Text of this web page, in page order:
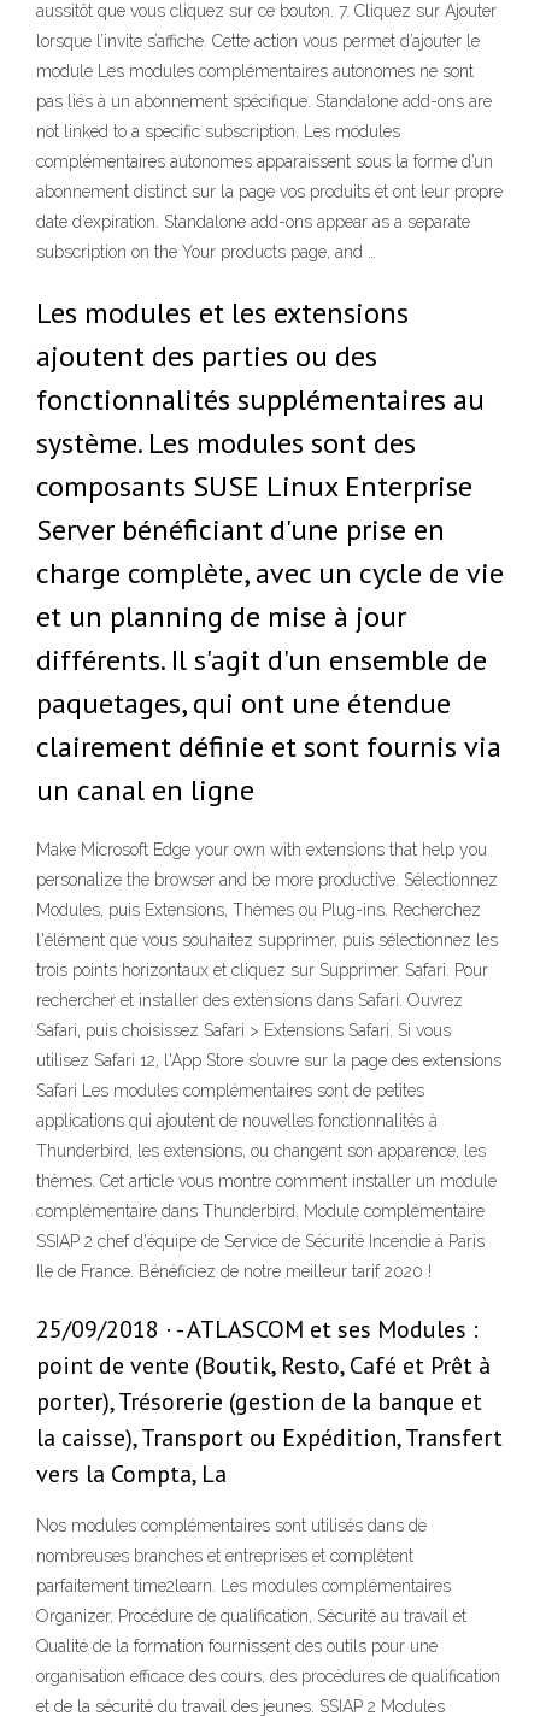
aussitôt que vous cliquez sur ce bouton. 7. Cliquez sur Ajouter
lorsque l’invite s’affiche. Cette action vous permet d’ajouter le
module Les modules complémentaires autonomes ne sont
pas liés à un abonnement spécifique. Standalone add-ons are
not linked to a specific subscription. Les modules
complémentaires autonomes apparaissent sous la forme d’un
abonnement distinct sur la page vos produits et ont leur propre
date d’expiration. Standalone add-ons appear as a separate
subscription on the Your products page, and …
Les modules et les extensions
ajoutent des parties ou des
fonctionnalités supplémentaires au
système. Les modules sont des
composants SUSE Linux Enterprise
Server bénéficiant d'une prise en
charge complète, avec un cycle de vie
et un planning de mise à jour
différents. Il s'agit d'un ensemble de
paquetages, qui ont une étendue
clairement définie et sont fournis via
un canal en ligne
Make Microsoft Edge your own with extensions that help you
personalize the browser and be more productive. Sélectionnez
Modules, puis Extensions, Thèmes ou Plug-ins. Recherchez
l'élément que vous souhaitez supprimer, puis sélectionnez les
trois points horizontaux et cliquez sur Supprimer. Safari. Pour
rechercher et installer des extensions dans Safari. Ouvrez
Safari, puis choisissez Safari > Extensions Safari. Si vous
utilisez Safari 12, l'App Store s’ouvre sur la page des extensions
Safari Les modules complémentaires sont de petites
applications qui ajoutent de nouvelles fonctionnalités à
Thunderbird, les extensions, ou changent son apparence, les
thèmes. Cet article vous montre comment installer un module
complémentaire dans Thunderbird. Module complémentaire
SSIAP 2 chef d'équipe de Service de Sécurité Incendie à Paris
Ile de France. Bénéficiez de notre meilleur tarif 2020 !
25/09/2018 · - ATLASCOM et ses Modules :
point de vente (Boutik, Resto, Café et Prêt à
porter), Trésorerie (gestion de la banque et
la caisse), Transport ou Expédition, Transfert
vers la Compta, La
Nos modules complémentaires sont utilisés dans de
nombreuses branches et entreprises et complètent
parfaitement time2learn. Les modules complémentaires
Organizer, Procédure de qualification, Sécurité au travail et
Qualité de la formation fournissent des outils pour une
organisation efficace des cours, des procédures de qualification
et de la sécurité du travail des jeunes. SSIAP 2 Modules